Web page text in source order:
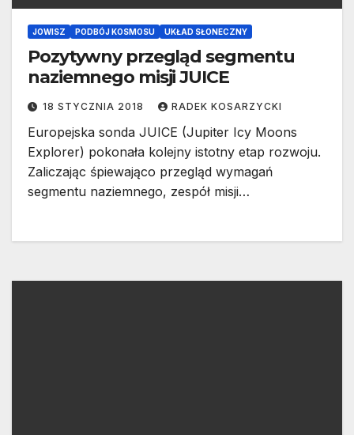
JOWISZ PODBÓJ KOSMOSU UKŁAD SŁONECZNY
Pozytywny przegląd segmentu
naziemnego misji JUICE
18 STYCZNIA 2018 RADEK KOSARZYCKI
Europejska sonda JUICE (Jupiter Icy Moons
Explorer) pokonała kolejny istotny etap rozwoju.
Zaliczając śpiewająco przegląd wymagań
segmentu naziemnego, zespół misji…